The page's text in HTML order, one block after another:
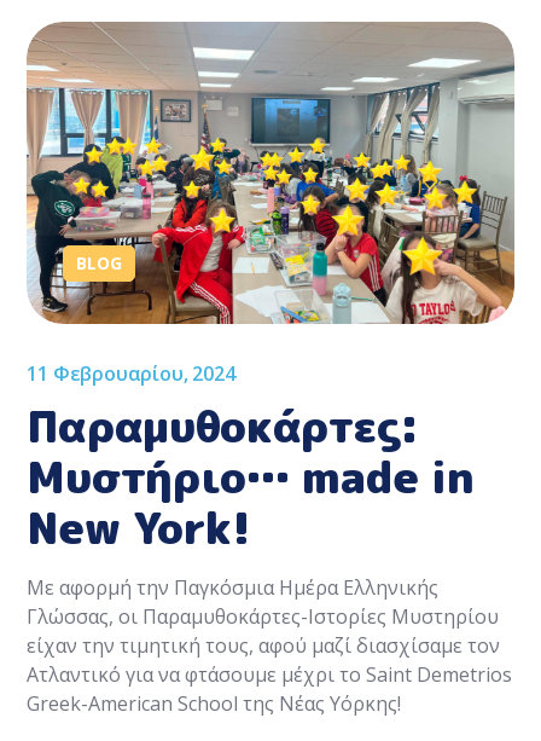
BLOG
11 Φεβρουαρίου, 2024
Παραμυθοκάρτες:
Μυστήριο… made in
New York!
Με αφορμή την Παγκόσμια Ημέρα Ελληνικής
Γλώσσας, οι Παραμυθοκάρτες-Ιστορίες Μυστηρίου
είχαν την τιμητική τους, αφού μαζί διασχίσαμε τον
Ατλαντικό για να φτάσουμε μέχρι το Saint Demetrios
Greek-American School της Νέας Υόρκης!